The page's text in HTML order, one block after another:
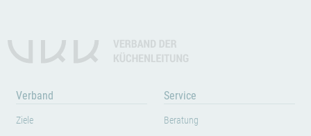
Verband
Ziele
Service
Beratung